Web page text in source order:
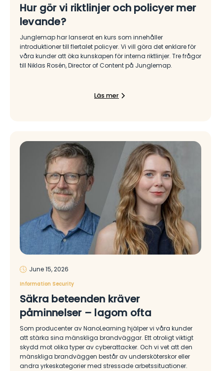
Hur gör vi riktlinjer och policyer mer
levande?
Junglemap har lanserat en kurs som innehåller
introduktioner till flertalet policyer. Vi vill göra det enklare för
våra kunder att öka kunskapen för interna riktlinjer. Tre frågor
till Niklas Rosén, Director of Content på Junglemap.
Läs mer
June 15, 2026
Information Security
Säkra beteenden kräver
påminnelser – lagom ofta
Som producenter av NanoLearning hjälper vi våra kunder
att stärka sina mänskliga brandväggar. Ett otroligt viktigt
skydd mot olika typer av cyberattacker. Och vi vet att den
mänskliga brandväggen består av undersköterskor eller
andra yrkeskategorier med stressade arbetssituationer.